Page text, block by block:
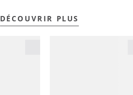
DÉCOUVRIR PLUS